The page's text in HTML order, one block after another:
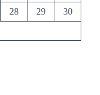
28 29
30